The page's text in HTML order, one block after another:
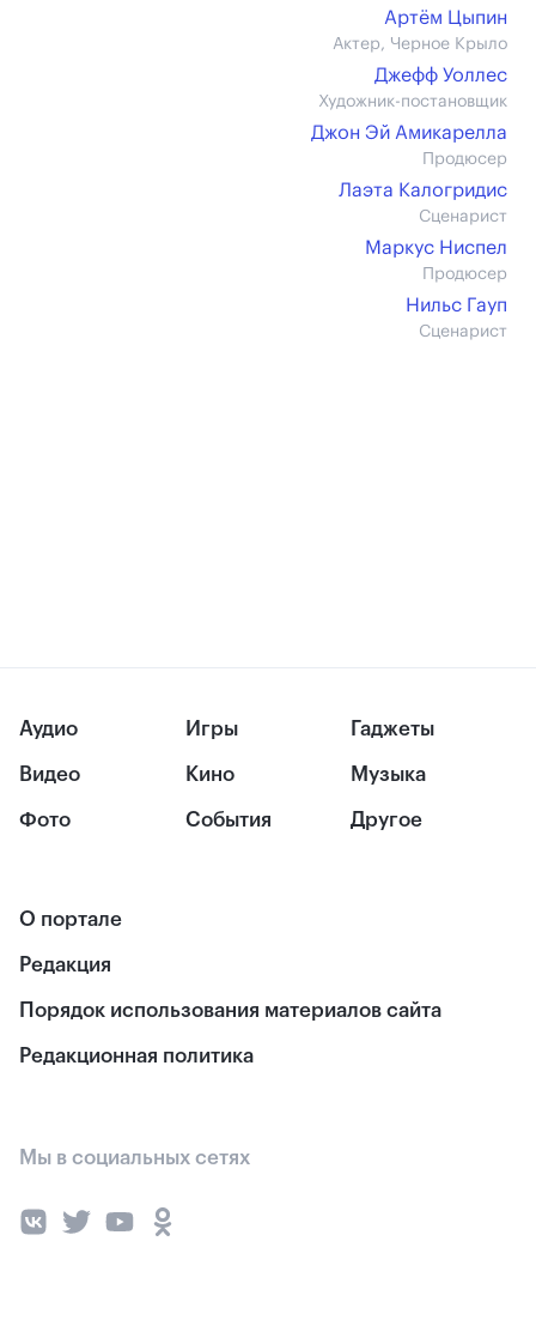
Артём Цыпин
Актер, Черное Крыло
Джефф Уоллес
Художник-постановщик
Джон Эй Амикарелла
Продюсер
Лаэта Калогридис
Сценарист
Маркус Ниспел
Продюсер
Нильс Гауп
Сценарист
Аудио
Видео
Фото
Игры
Кино
События
Гаджеты
Музыка
Другое
О портале
Редакция
Порядок использования материалов сайта
Редакционная политика
Мы в социальных сетях